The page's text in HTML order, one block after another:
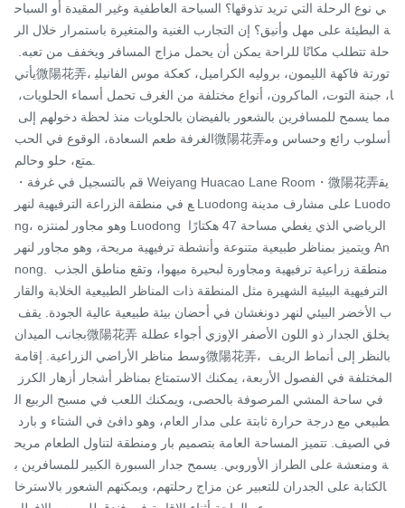
ي نوع الرحلة التي تريد تذوقها؟ السباحة العاطفية وغير المقيدة أو السباح
ة البطيئة على مهل وأنيق؟ إن التجارب الغنية والمتغيرة باستمرار خلال الر
يأتي微陽花弄، تورتة فاكهة الليمون، بروليه الكراميل، كعكة موس الفانيلي
الغرفة طعم السعادة، الوقوع في الحب微陽花弄أسلوب رائع وحساس وم
متع، حلو وحالم.
・قم بالتسجيل في غرفة Weiyang Huacao Lane Room・微陽花弄يق
ع في منطقة الزراعة الترفيهية لنهر Luodong على مشارف مدينة Luodo
ng، وهو مجاور لمنتزه Luodong الرياضي الذي يغطي مساحة 47 هكتارًا
ويتميز بمناظر طبيعية متنوعة وأنشطة ترفيهية مريحة، وهو مجاور لنهر An
nong. منطقة زراعية ترفيهية ومجاورة لبحيرة ميهوا، وتقع مناطق الجذب
الترفيهية البيئية الشهيرة مثل المنطقة ذات المناظر الطبيعية الخلابة والقار
بجانب الميدان微陽花弄يخلق الجدار ذو اللون الأصفر الإوزي أجواء عطلة
وسط مناظر الأراضي الزراعية. إقامة微陽花弄، بالنظر إلى أنماط الريف
في ساحة المشي المرصوفة بالحصى، ويمكنك اللعب في مسبح الربيع ال
في الصيف. تتميز المساحة العامة بتصميم بار ومنطقة لتناول الطعام مريح
ة ومنعشة على الطراز الأوروبي. يسمح جدار السبورة الكبير للمسافرين ب
الكتابة على الجدران للتعبير عن مزاج رحلتهم، ويمكنهم الشعور بالاسترخا